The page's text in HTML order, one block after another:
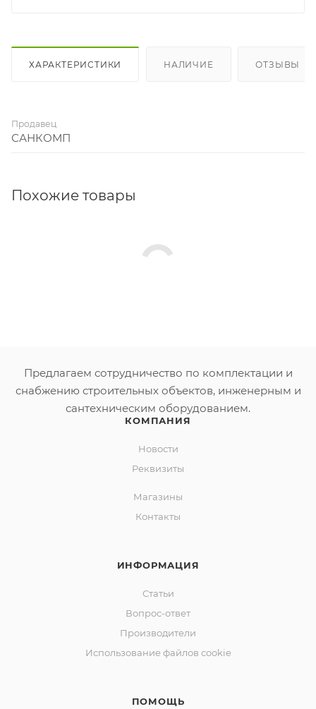
ХАРАКТЕРИСТИКИ НАЛИЧИЕ ОТЗЫВЫ
Продавец
САНКОМП
Похожие товары
Предлагаем сотрудничество по комплектации и
снабжению строительных объектов, инженерным и
сантехническим оборудованием.
КОМПАНИЯ
Новости
Реквизиты
Магазины
Контакты
ИНФОРМАЦИЯ
Статьи
Вопрос-ответ
Производители
Использование файлов cookie
ПОМОЩЬ